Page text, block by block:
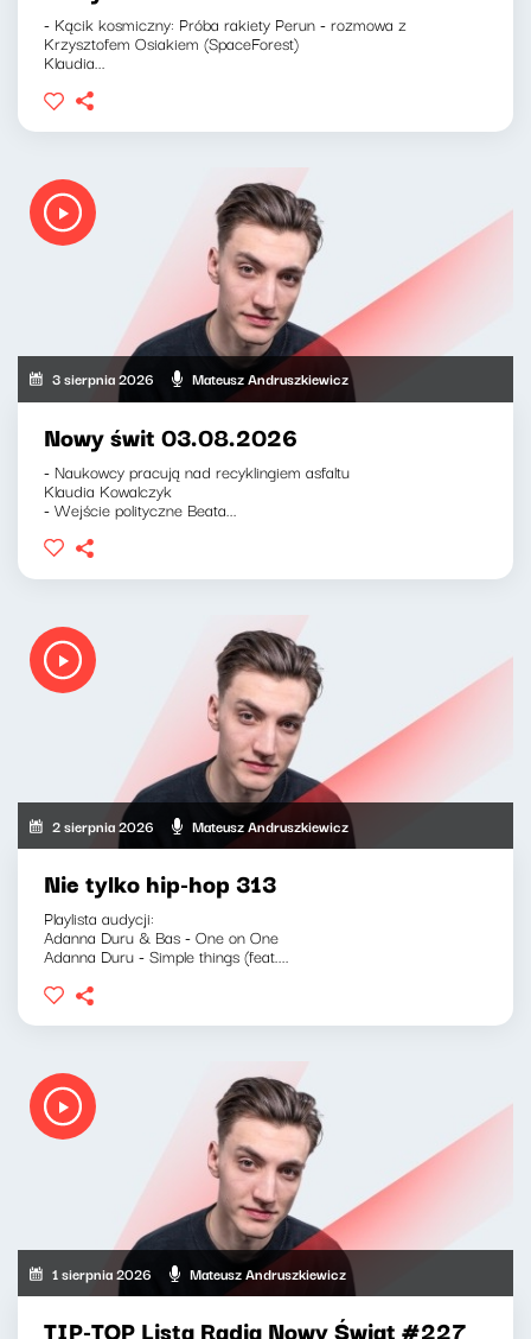
- Kącik kosmiczny: Próba rakiety Perun - rozmowa z
Krzysztofem Osiakiem (SpaceForest)
Klaudia...
3 sierpnia 2026 Mateusz Andruszkiewicz
Nowy świt 03.08.2026
- Naukowcy pracują nad recyklingiem asfaltu
Klaudia Kowalczyk
- Wejście polityczne Beata...
2 sierpnia 2026 Mateusz Andruszkiewicz
Nie tylko hip-hop 313
Playlista audycji:
Adanna Duru & Bas - One on One
Adanna Duru - Simple things (feat....
1 sierpnia 2026 Mateusz Andruszkiewicz
TIP-TOP Lista Radia Nowy Świat #227